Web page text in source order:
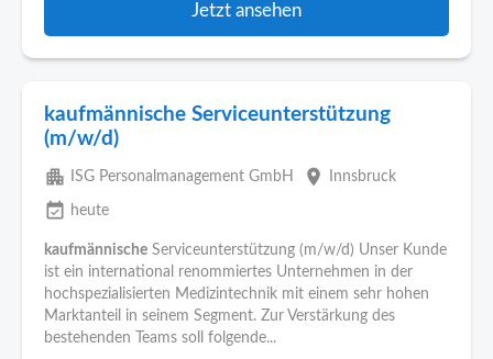
Jetzt ansehen
kaufmännische Serviceunterstützung
(m/w/d)
apartment ISG Personalmanagement GmbH place Innsbruck
event_available heute
kaufmännische Serviceunterstützung (m/w/d) Unser Kunde
ist ein international renommiertes Unternehmen in der
hochspezialisierten Medizintechnik mit einem sehr hohen
Marktanteil in seinem Segment. Zur Verstärkung des
bestehenden Teams soll folgende...